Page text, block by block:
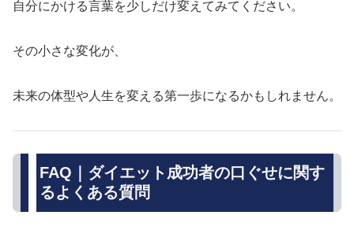
自分にかける言葉を少しだけ変えてみてください。
その小さな変化が、
未来の体型や人生を変える第一歩になるかもしれません。
FAQ｜ダイエット成功者の口ぐせに関す
るよくある質問